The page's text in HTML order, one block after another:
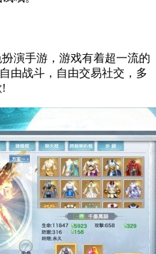
演手游，游戏有着超一流的
由战斗，自由交易社交，多
!